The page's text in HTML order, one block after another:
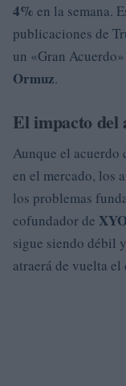
4% en la semana.
publicaciones de
un «Gran
Ormuz.
El impacto del
Aunque el acuerdo
en el mercado, los
los problemas
cofundador de
sigue siendo débil
atraerá de vuelta